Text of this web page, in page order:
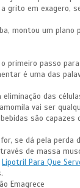
grito em exagero,
montou um
primeiro passo
é uma das
das
vai ser
são
se dá pela
de massa
Lipotril Para Que
Emagrece